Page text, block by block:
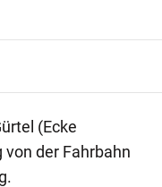
(Ecke
der Fahrbahn